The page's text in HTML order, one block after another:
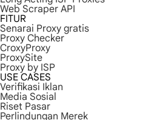
Web Scraper API
FITUR
Senarai Proxy gratis
Proxy Checker
CroxyProxy
ProxySite
Proxy by ISP
USE CASES
Verifikasi Iklan
Media Sosial
Riset Pasar
Perlindungan Merek